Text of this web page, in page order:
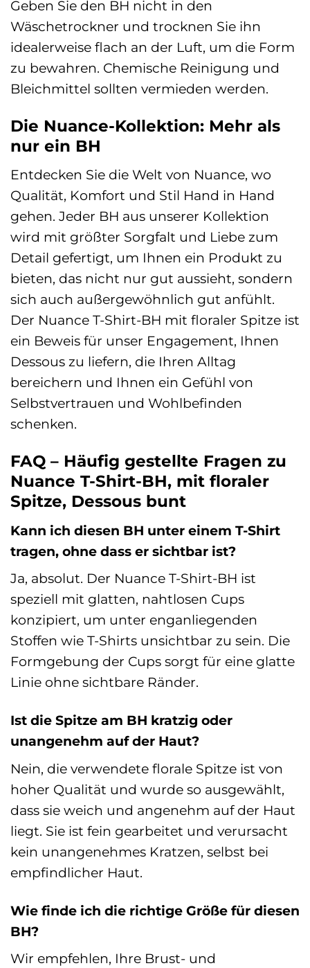
Geben Sie den BH nicht in den
Wäschetrockner und trocknen Sie ihn
idealerweise flach an der Luft, um die Form
zu bewahren. Chemische Reinigung und
Bleichmittel sollten vermieden werden.
Die Nuance-Kollektion: Mehr als
nur ein BH
Entdecken Sie die Welt von Nuance, wo
Qualität, Komfort und Stil Hand in Hand
gehen. Jeder BH aus unserer Kollektion
wird mit größter Sorgfalt und Liebe zum
Detail gefertigt, um Ihnen ein Produkt zu
bieten, das nicht nur gut aussieht, sondern
sich auch außergewöhnlich gut anfühlt.
Der Nuance T-Shirt-BH mit floraler Spitze ist
ein Beweis für unser Engagement, Ihnen
Dessous zu liefern, die Ihren Alltag
bereichern und Ihnen ein Gefühl von
Selbstvertrauen und Wohlbefinden
schenken.
FAQ – Häufig gestellte Fragen zu
Nuance T-Shirt-BH, mit floraler
Spitze, Dessous bunt
Kann ich diesen BH unter einem T-Shirt
tragen, ohne dass er sichtbar ist?
Ja, absolut. Der Nuance T-Shirt-BH ist
speziell mit glatten, nahtlosen Cups
konzipiert, um unter enganliegenden
Stoffen wie T-Shirts unsichtbar zu sein. Die
Formgebung der Cups sorgt für eine glatte
Linie ohne sichtbare Ränder.
Ist die Spitze am BH kratzig oder
unangenehm auf der Haut?
Nein, die verwendete florale Spitze ist von
hoher Qualität und wurde so ausgewählt,
dass sie weich und angenehm auf der Haut
liegt. Sie ist fein gearbeitet und verursacht
kein unangenehmes Kratzen, selbst bei
empfindlicher Haut.
Wie finde ich die richtige Größe für diesen
BH?
Wir empfehlen, Ihre Brust- und